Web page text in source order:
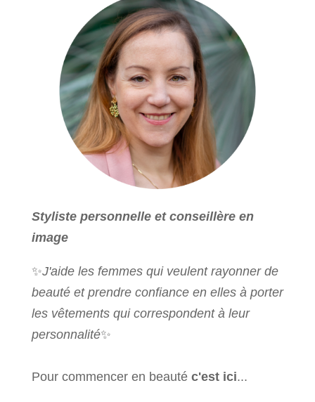
Styliste personnelle et conseillère en
image
✨J'aide les femmes qui veulent rayonner de
beauté et prendre confiance en elles à porter
les vêtements qui correspondent à leur
personnalité✨
Pour commencer en beauté c'est ici...